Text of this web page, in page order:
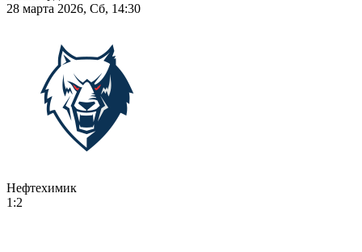
28 марта 2026, Сб, 14:30
Нефтехимик
1:2